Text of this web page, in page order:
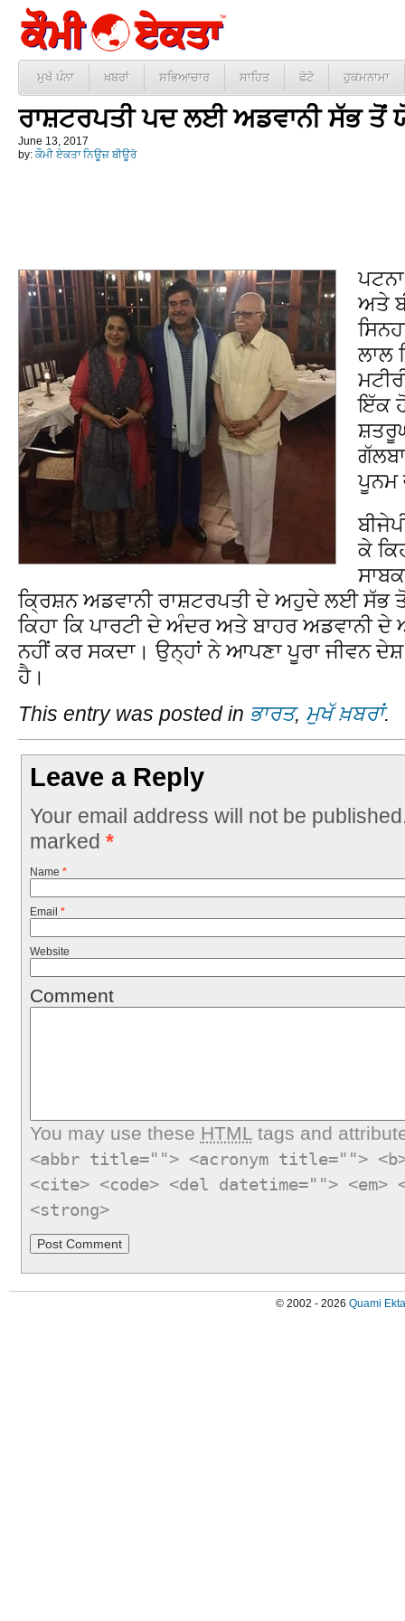
ਮੁਖੱ ਪੰਨਾ ਖ਼ਬਰਾਂ ਸਭਿਆਚਾਰ ਸਾਹਿਤ ਫੋਟੋ ਹੁਕਮਨਾਮਾ
ਰਾਸ਼ਟਰਪਤੀ ਪਦ ਲਈ ਅਡਵਾਨੀ ਸੱਭ ਤੋਂ
June 13, 2017
by: ਕੌਮੀ ਏਕਤਾ ਨਿਊਜ਼ ਬੀਊਰੋ
ਅਤੇ
ਲਾਲ
ਇੱਕ
ਪੂਨਮ
ਕੇ
ਕ੍ਰਿਸ਼ਨ ਅਡਵਾਨੀ ਰਾਸ਼ਟਰਪਤੀ ਦੇ ਅਹੁਦੇ ਲਈ ਸੱਭ
ਕਿਹਾ ਕਿ ਪਾਰਟੀ ਦੇ ਅੰਦਰ ਅਤੇ ਬਾਹਰ ਅਡਵਾਨੀ
ਨਹੀਂ ਕਰ ਸਕਦਾ। ਉਨ੍ਹਾਂ ਨੇ ਆਪਣਾ ਪੂਰਾ ਜੀਵਨ
ਹੈ।
This entry was posted in ਭਾਰਤ, ਮੁਖੱ ਖ਼ਬਰਾਂ.
Leave a Reply
Your email address will not be
marked *
Name *
Email *
Website
Comment
You may use these HTMLtags and
<abbr title=""> <acronym title="">
<cite> <code> <del datetime="">
<strong>
© 2002 - 2026 Quami